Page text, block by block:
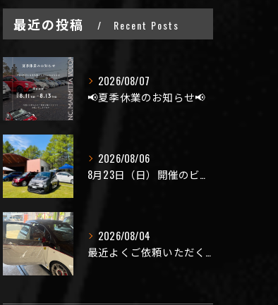
最近の投稿 Recent Posts
2026/08/07
📢夏季休業のお知らせ📢
2026/08/06
8月23日（日）開催のビーナスラインを走ろうの会 夏の陣
2026/08/04
最近よくご依頼いただく、弊社おすすめメニュー！